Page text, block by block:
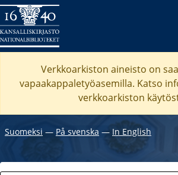
Verkkoarkiston aineisto on
vapaakappaletyöasemilla. Katso
verkkoarkiston
Suomeksi ― På svenska ― In English